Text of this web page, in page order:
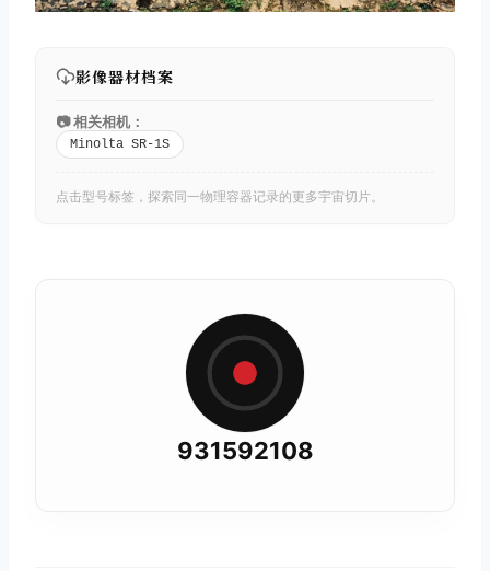
影像器材档案
📷 相关相机：
Minolta SR-1S
点击型号标签，探索同一物理容器记录的更多宇宙切片。
931592108